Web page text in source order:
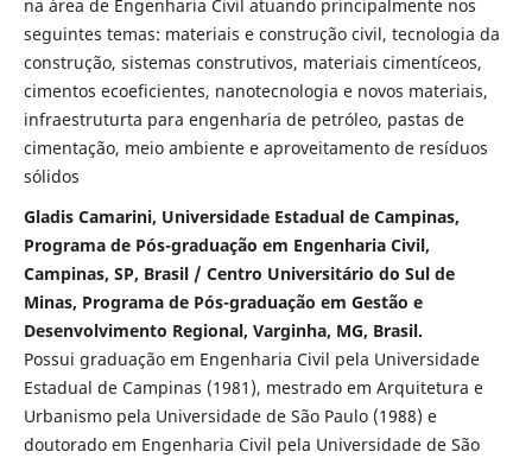
na área de Engenharia Civil atuando principalmente nos
seguintes temas: materiais e construção civil, tecnologia da
construção, sistemas construtivos, materiais cimentíceos,
cimentos ecoeficientes, nanotecnologia e novos materiais,
infraestruturta para engenharia de petróleo, pastas de
cimentação, meio ambiente e aproveitamento de resíduos
sólidos
Gladis Camarini, Universidade Estadual de Campinas,
Programa de Pós-graduação em Engenharia Civil,
Campinas, SP, Brasil / Centro Universitário do Sul de
Minas, Programa de Pós-graduação em Gestão e
Desenvolvimento Regional, Varginha, MG, Brasil.
Possui graduação em Engenharia Civil pela Universidade
Estadual de Campinas (1981), mestrado em Arquitetura e
Urbanismo pela Universidade de São Paulo (1988) e
doutorado em Engenharia Civil pela Universidade de São